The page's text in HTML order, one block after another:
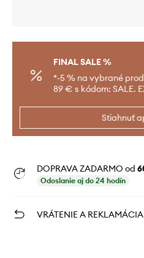
FINAL SALE %
*-5 % na vybrané
89 € s kódom: SALE.
Stiahnuť
DOPRAVA ZADARMO od
Odoslanie aj do 24 hodín
VRÁTENIE A REKLAMÁCIA